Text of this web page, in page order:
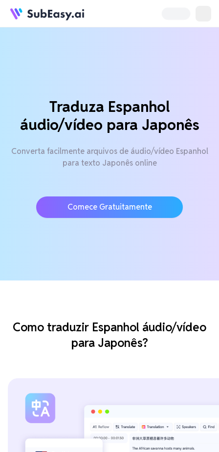
Traduza Espanhol
áudio/vídeo para Japonês
Converta facilmente arquivos de áudio/vídeo Espanhol
para texto Japonês online
Comece Gratuitamente
Como traduzir Espanhol áudio/vídeo
para Japonês?